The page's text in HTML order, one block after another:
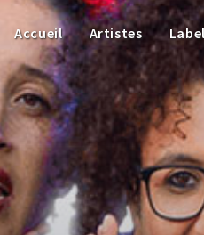
Accueil Artistes